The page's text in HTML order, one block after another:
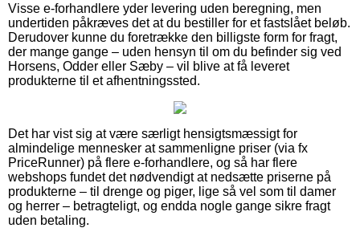
Visse e-forhandlere yder levering uden beregning, men
undertiden påkræves det at du bestiller for et fastslået beløb.
Derudover kunne du foretrække den billigste form for fragt,
der mange gange – uden hensyn til om du befinder sig ved
Horsens, Odder eller Sæby – vil blive at få leveret
produkterne til et afhentningssted.
Det har vist sig at være særligt hensigtsmæssigt for
almindelige mennesker at sammenligne priser (via fx
PriceRunner) på flere e-forhandlere, og så har flere
webshops fundet det nødvendigt at nedsætte priserne på
produkterne – til drenge og piger, lige så vel som til damer
og herrer – betragteligt, og endda nogle gange sikre fragt
uden betaling.